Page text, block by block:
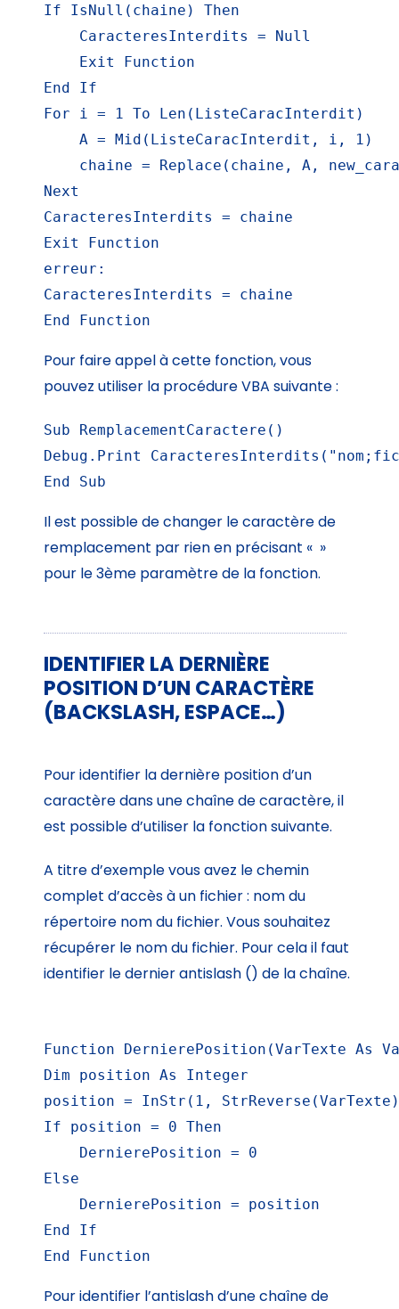
If IsNull(chaine) Then
    CaracteresInterdits = Null
    Exit Function
End If
For i = 1 To Len(ListeCaracInterdit)
    A = Mid(ListeCaracInterdit, i, 1)
chaine = Replace(chaine, A,
Next
CaracteresInterdits = chaine
Exit Function
erreur:
CaracteresInterdits = chaine
End Function
Pour faire appel à cette fonction, vous
pouvez utiliser la procédure VBA suivante :
Sub RemplacementCaractere()
Debug.Print
End Sub
Il est possible de changer le caractère de
remplacement par rien en précisant « »
pour le 3ème paramètre de la fonction.
IDENTIFIER LA DERNIÈRE
POSITION D’UN CARACTÈRE
(BACKSLASH, ESPACE…)
Pour identifier la dernière position d’un
caractère dans une chaîne de caractère, il
est possible d’utiliser la fonction suivante.
A titre d’exemple vous avez le chemin
complet d’accès à un fichier : nom du
répertoire nom du fichier. Vous souhaitez
récupérer le nom du fichier. Pour cela il faut
identifier le dernier antislash () de la chaîne.
Function DernierePosition(VarTexte As
Dim position As Integer
position = InStr(1,
If position = 0 Then
    DernierePosition = 0
Else
    DernierePosition = position
End If
End Function
Pour identifier l’antislash d’une chaîne de